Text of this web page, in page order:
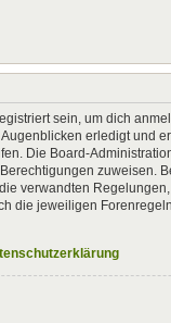
sein, um dich
erledigt und
Die Board-
zuweisen.
verwandten
die jeweiligen